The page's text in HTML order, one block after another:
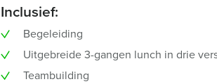
Inclusief:
Begeleiding
Uitgebreide 3-gangen lunch in drie
Teambuilding